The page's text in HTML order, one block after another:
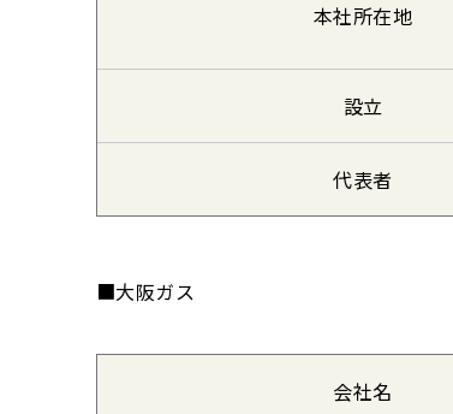
本社所在地
設立
代表者
■大阪ガス
会社名